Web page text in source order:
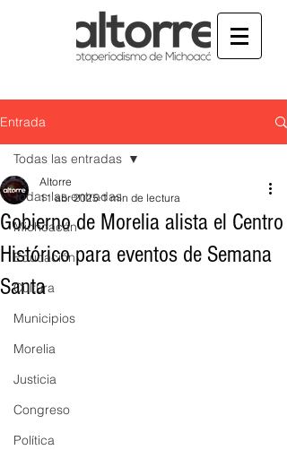
Entrada
Todas las entradas
Michoacán
Educación
Cultura
Municipios
Morelia
Justicia
Congreso
Política
Todas las entradas
Gobierno de Morelia alista el Centro
Histórico para eventos de Semana
Santa
Altorre
11 abr 2025 1 min de lectura